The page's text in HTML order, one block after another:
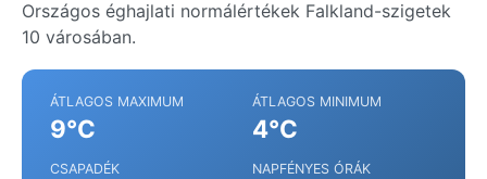
Országos éghajlati normálértékek Falkland-szigetek
10 városában.
ÁTLAGOS MAXIMUM
9°C
ÁTLAGOS MINIMUM
4°C
CSAPADÉK NAPFÉNYES ÓRÁK